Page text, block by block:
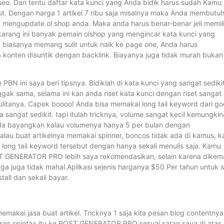
Dan tentu daftar kata kunci yang Anda bidik harus sudah Kamu
harga 1 artikel 7 ribu saja misalnya maka Anda
ol shop anda. Maka anda harus benar-benar jeli
ini banyak pemain olshop yang mengincar kata kunci yang
memang sulit untuk naik ke page one, Anda harus
disuntik dengan backlink. Biayanya juga tidak murah bukan
ini saya beri tipsnya. Bidiklah di kata kunci yang sangat
sama, selama ini kan anda riset kata kunci dengan riset sangat
Capek boooo! Anda bisa memakai long tail keyword dari
sedikit. tapi itulah tricknya, volume sangat kecil
bayangkan kalau volumenya hanya 5 per bulan dengan
buat artikelnya memakai spinner, boncos tidak ada di kamus,
tail keyword tersebut dengan hanya sekali menulis saja. Kamu
PRO lebih saya rekomendasikan, selain karena
juga tidak mahal.Aplikasi sejenis harganya $50 Per tahun untuk
dan sekali bayar.
jasa buat artikel. Tricknya 1 saja kita pesan blog